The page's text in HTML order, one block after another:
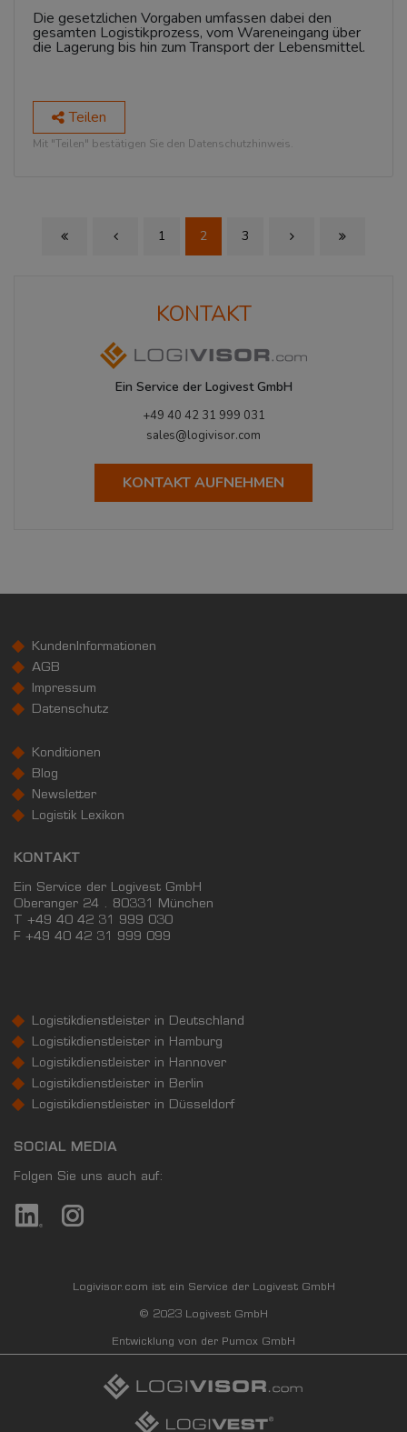
Die gesetzlichen Vorgaben umfassen dabei den
gesamten Logistikprozess, vom Wareneingang über
die Lagerung bis hin zum Transport der Lebensmittel.
Teilen
Mit "Teilen" bestätigen Sie den Datenschutzhinweis.
First Page Previous Page
1 2 3 Next PageLast Page
KONTAKT
Ein Service der Logivest GmbH
+49 40 42 31 999 031
sales@logivisor.com
KONTAKT AUFNEHMEN
KundenInformationen
AGB
Impressum
Datenschutz
Konditionen
Blog
Newsletter
Logistik Lexikon
KONTAKT
Ein Service der Logivest GmbH
Oberanger 24 . 80331 München
T +49 40 42 31 999 030
F +49 40 42 31 999 099
Logistikdienstleister in Deutschland
Logistikdienstleister in Hamburg
Logistikdienstleister in Hannover
Logistikdienstleister in Berlin
Logistikdienstleister in Düsseldorf
SOCIAL MEDIA
Folgen Sie uns auch auf:
Logivisor.com ist ein Service der Logivest GmbH
© 2023 Logivest GmbH
Entwicklung von der Pumox GmbH